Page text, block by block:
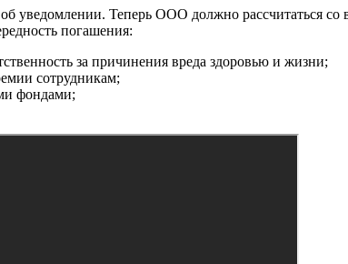
уведомлении. Теперь ООО должно рассчитаться
погашения:
за причинения вреда здоровью и жизни;
сотрудникам;
фондами;